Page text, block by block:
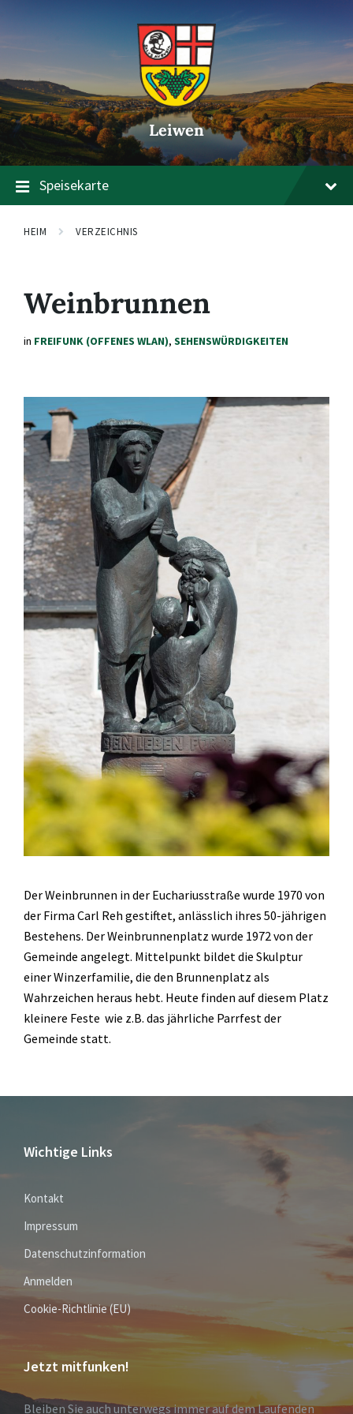
springen
springen
springen
Leiwen
Speisekarte
HEIM VERZEICHNIS
Weinbrunnen
in FREIFUNK (OFFENES WLAN), SEHENSWÜRDIGKEITEN
Der Weinbrunnen in der Euchariusstraße wurde 1970 von
der Firma Carl Reh gestiftet, anlässlich ihres 50-jährigen
Bestehens. Der Weinbrunnenplatz wurde 1972 von der
Gemeinde angelegt. Mittelpunkt bildet die Skulptur
einer Winzerfamilie, die den Brunnenplatz als
Wahrzeichen heraus hebt. Heute finden auf diesem Platz
kleinere Feste wie z.B. das jährliche Parrfest der
Gemeinde statt.
Wichtige Links
Kontakt
Impressum
Datenschutzinformation
Anmelden
Cookie-Richtlinie (EU)
Jetzt mitfunken!
Bleiben Sie auch unterwegs immer auf dem Laufenden